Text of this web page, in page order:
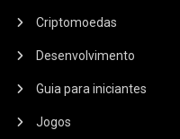
Criptomoedas
Desenvolvimento
Guia para iniciantes
Jogos